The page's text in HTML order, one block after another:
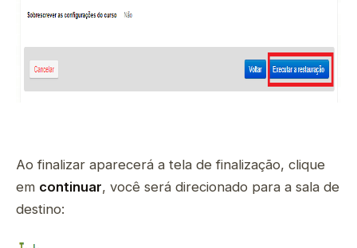
Ao finalizar aparecerá a tela de finalização, clique
em continuar, você será direcionado para a sala de
destino: